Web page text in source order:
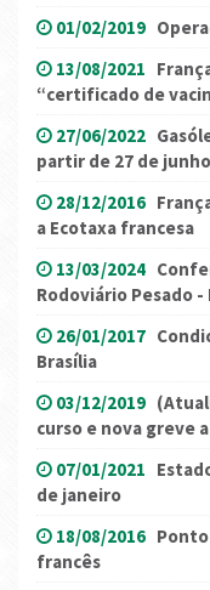
01/02/2019
13/08/2021
“certificado de
27/06/2022
partir de 27 de junho
28/12/2016
a Ecotaxa francesa
13/03/2024
Rodoviário Pesado
26/01/2017
Brasília
03/12/2019
curso e nova greve
07/01/2021
de janeiro
18/08/2016
francês